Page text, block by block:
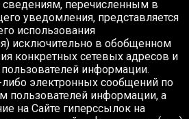
перечисленным в
уведомления, представляется
использования
исключительно в обобщенном
конкретных сетевых адресов и
информации.
электронных сообщений по
пользователей информации, а
на Сайте гиперссылок на